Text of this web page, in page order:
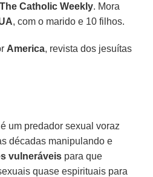
The Catholic Weekly. Mora
, com o marido e 10 filhos.
America, revista dos jesuítas
é um predador sexual voraz
décadas manipulando e
vulneráveis para que
quase espirituais para